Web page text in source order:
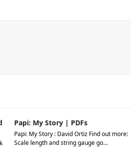
Papi: My Story | PDFs
Papi: My Story : David Ortiz Find out more:
Scale length and string gauge go…